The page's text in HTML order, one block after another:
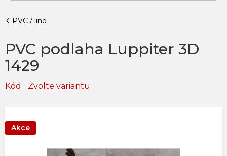
PVC / lino
PVC podlaha Luppiter 3D
1429
Kód: Zvolte variantu
Akce